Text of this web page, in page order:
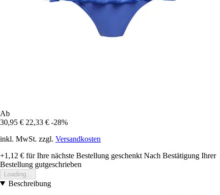
Ab
30,95 € 22,33 € -28%
inkl. MwSt. zzgl. Versandkosten
+1,12 € für Ihre nächste Bestellung geschenkt Nach Bestätigung Ihrer
Bestellung gutgeschrieben
Loading...
Beschreibung